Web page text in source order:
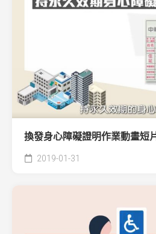
換發身心障礙證明作業動畫短
2019-01-31